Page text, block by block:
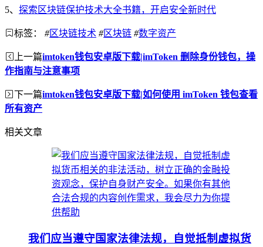
5、 探索区块链保护技术大全书籍，开启安全新时代
标签： #区块链技术 #区块链 #数字资产
上一篇imtoken钱包安卓版下载|imToken 删除身份钱包，操
作指南与注意事项
下一篇imtoken钱包安卓版下载|如何使用 imToken 钱包查看
所有资产
相关文章
我们应当遵守国家法律法规，自觉抵制虚拟货